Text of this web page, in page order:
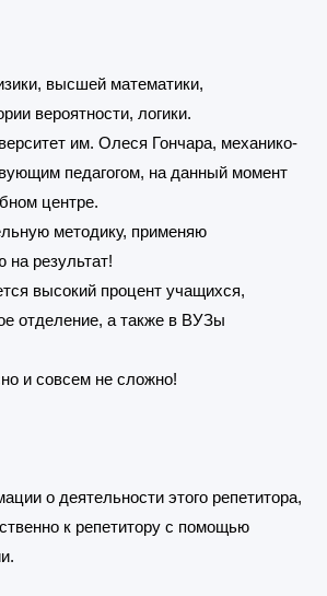
высшей математики,
вероятности, логики.
им. Олеся Гончара, механико-
педагогом, на данный момент
центре.
методику, применяю
результат!
высокий процент учащихся,
отделение, а также в ВУЗы
и совсем не сложно!
о деятельности этого репетитора,
к репетитору с помощью